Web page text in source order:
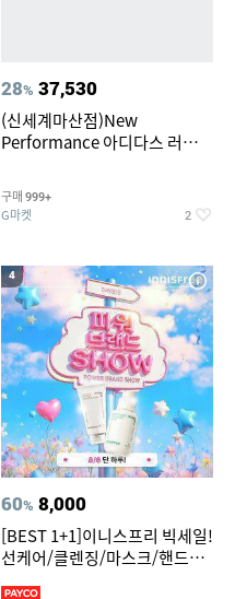
28% 37,530
(신세계마산점)New
Performance 아디다스 러닝화
구매 999+
G마켓 2
4
60% 8,000
[BEST 1+1]이니스프리 빅세일!
선케어/클렌징/마스크/핸드크